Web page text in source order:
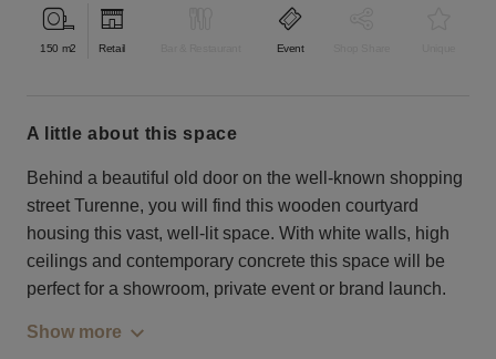
150 m2 Retail Event
a little about this space
Behind a beautiful old door on the well-known shopping
street Turenne, you will find this wooden courtyard
housing this vast, well-lit space. With white walls, high
ceilings and contemporary concrete this space will be
perfect for a showroom, private event or brand launch.
Show more